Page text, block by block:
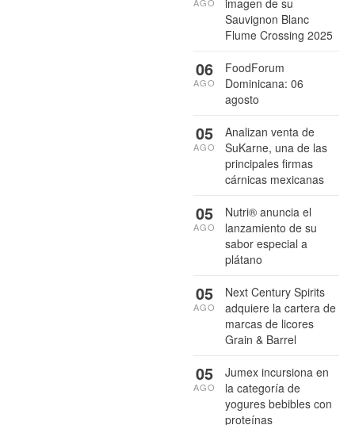
Sauvignon Blanc
Flume Crossing 2025
FoodForum
Dominicana: 06
agosto
06
AGO
Analizan venta de
SuKarne, una de las
principales firmas
cárnicas mexicanas
05
AGO
Nutri® anuncia el
lanzamiento de su
sabor especial a
plátano
05
AGO
Next Century Spirits
adquiere la cartera de
marcas de licores
Grain & Barrel
05
AGO
Jumex incursiona en
la categoría de
yogures bebibles con
proteínas
05
AGO